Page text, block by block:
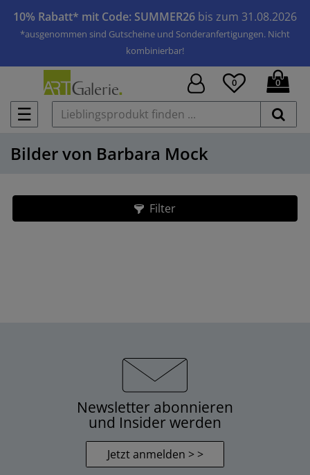
10% Rabatt* mit Code: SUMMER26 bis zum 31.08.2026
*ausgenommen sind Gutscheine und Sonderanfertigungen. Nicht
kombinierbar!
☰
0 0
Bilder von Barbara Mock
Filter
Newsletter abonnieren
und Insider werden
Jetzt anmelden > >